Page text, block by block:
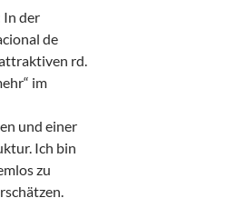
In der
de
rd.
im
und einer
Ich bin
zu